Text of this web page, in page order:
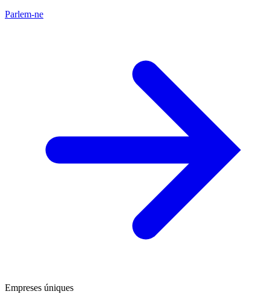
Parlem-ne
Empreses úniques